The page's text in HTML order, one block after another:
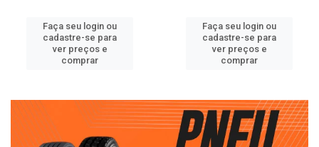
Faça seu login ou
cadastre-se para
ver preços e
comprar
Faça seu login ou
cadastre-se para
ver preços e
comprar